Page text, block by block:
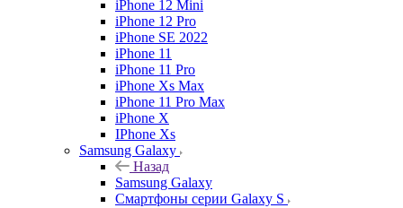
iPhone 12 Mini
iPhone 12 Pro
iPhone SE 2022
iPhone 11
iPhone 11 Pro
iPhone Xs Max
iPhone 11 Pro Max
iPhone X
IPhone Xs
Samsung Galaxy
Назад
Samsung Galaxy
Смартфоны серии Galaxy S